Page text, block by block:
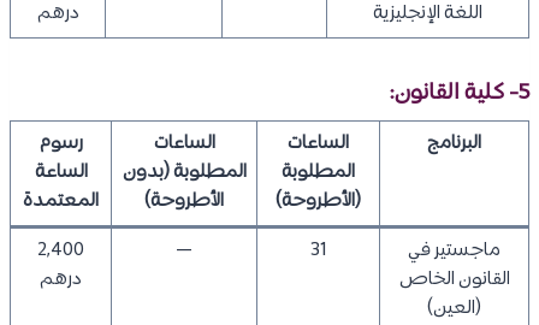
اللغة الإنجليزية
درهم
5- كلية القانون:
البرنامج
الساعات
المطلوبة
(الأطروحة)
الساعات
المطلوبة (بدون
الأطروحة)
رسوم
الساعة
المعتمدة
ماجستير في
القانون الخاص
(العين)
31
—
2,400
درهم